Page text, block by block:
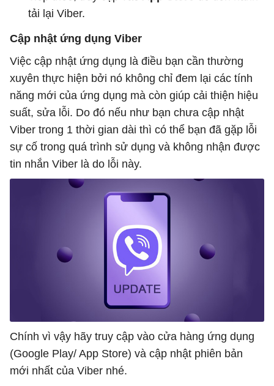
tải lại Viber.
Cập nhật ứng dụng Viber
Việc cập nhật ứng dụng là điều bạn cần thường
xuyên thực hiện bởi nó không chỉ đem lại các tính
năng mới của ứng dụng mà còn giúp cải thiện hiệu
suất, sửa lỗi. Do đó nếu như bạn chưa cập nhật
Viber trong 1 thời gian dài thì có thể bạn đã gặp lỗi
sự cố trong quá trình sử dụng và không nhận được
tin nhắn Viber là do lỗi này.
Chính vì vậy hãy truy cập vào cửa hàng ứng dụng
(Google Play/ App Store) và cập nhật phiên bản
mới nhất của Viber nhé.